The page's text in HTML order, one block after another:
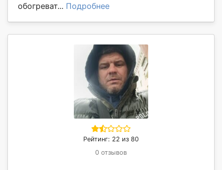
обогреват... Подробнее
Рейтинг: 22 из 80
0 отзывов